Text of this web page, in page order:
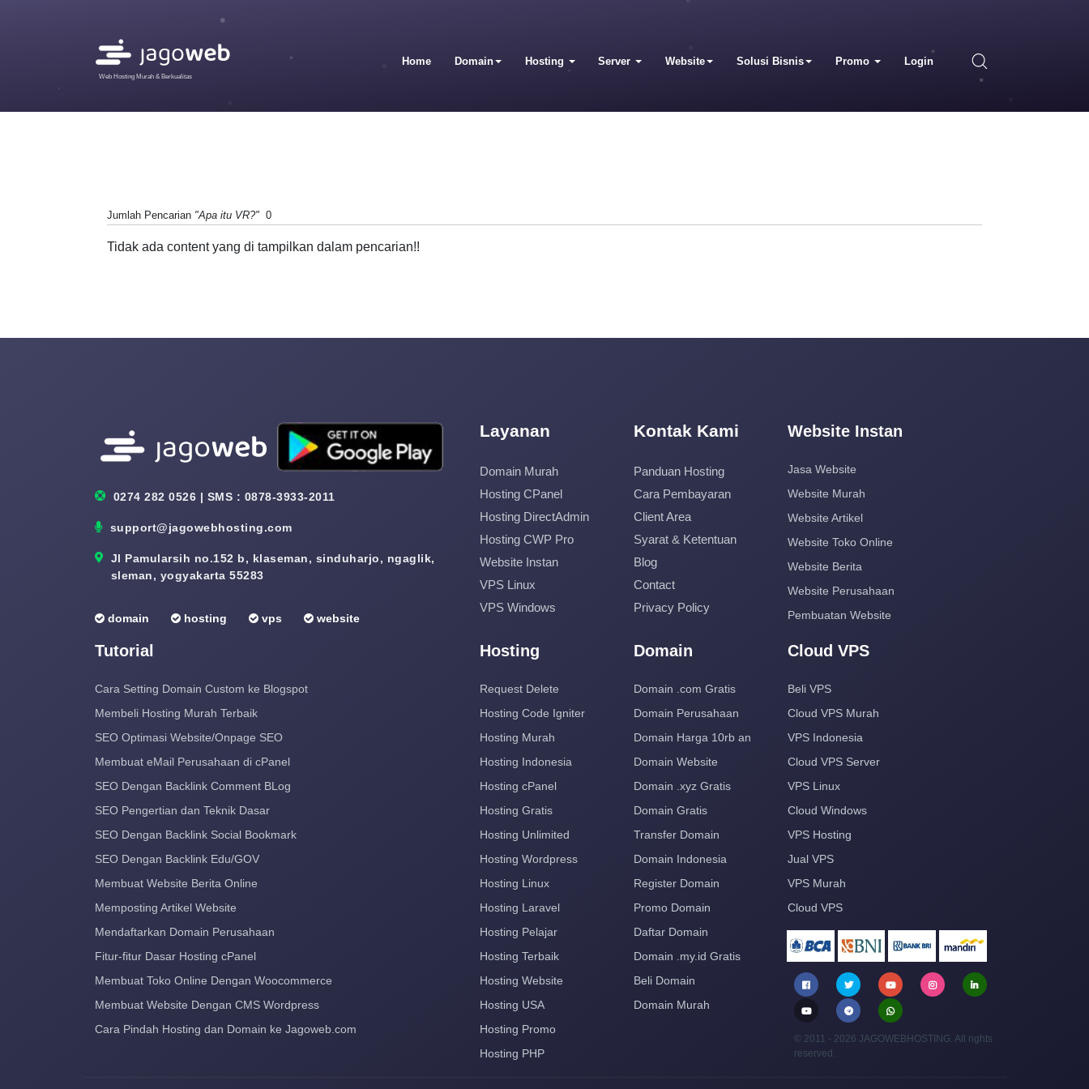
Web Hosting Murah & Berkualitas
Home Domain Hosting Server Website Solusi Bisnis Promo Login
Jumlah Pencarian "Apa itu VR?" 0
Tidak ada content yang di tampilkan dalam pencarian!!
0274 282 0526 | SMS : 0878-3933-2011
support@jagowebhosting.com
Jl Pamularsih no.152 b, klaseman, sinduharjo, ngaglik,
sleman, yogyakarta 55283
domain hosting vps website
Layanan
Domain Murah
Hosting CPanel
Hosting DirectAdmin
Hosting CWP Pro
Website Instan
VPS Linux
VPS Windows
Kontak Kami
Panduan Hosting
Cara Pembayaran
Client Area
Syarat & Ketentuan
Blog
Contact
Privacy Policy
Website Instan
Jasa Website
Website Murah
Website Artikel
Website Toko Online
Website Berita
Website Perusahaan
Pembuatan Website
Tutorial
Cara Setting Domain Custom ke Blogspot
Membeli Hosting Murah Terbaik
SEO Optimasi Website/Onpage SEO
Membuat eMail Perusahaan di cPanel
SEO Dengan Backlink Comment BLog
SEO Pengertian dan Teknik Dasar
SEO Dengan Backlink Social Bookmark
SEO Dengan Backlink Edu/GOV
Membuat Website Berita Online
Memposting Artikel Website
Mendaftarkan Domain Perusahaan
Fitur-fitur Dasar Hosting cPanel
Membuat Toko Online Dengan Woocommerce
Membuat Website Dengan CMS Wordpress
Cara Pindah Hosting dan Domain ke Jagoweb.com
Hosting
Request Delete
Hosting Code Igniter
Hosting Murah
Hosting Indonesia
Hosting cPanel
Hosting Gratis
Hosting Unlimited
Hosting Wordpress
Hosting Linux
Hosting Laravel
Hosting Pelajar
Hosting Terbaik
Hosting Website
Hosting USA
Hosting Promo
Hosting PHP
Domain
Domain .com Gratis
Domain Perusahaan
Domain Harga 10rb an
Domain Website
Domain .xyz Gratis
Domain Gratis
Transfer Domain
Domain Indonesia
Register Domain
Promo Domain
Daftar Domain
Domain .my.id Gratis
Beli Domain
Domain Murah
Cloud VPS
Beli VPS
Cloud VPS Murah
VPS Indonesia
Cloud VPS Server
VPS Linux
Cloud Windows
VPS Hosting
Jual VPS
VPS Murah
Cloud VPS
© 2011 - 2026 JAGOWEBHOSTING. All rights
reserved.